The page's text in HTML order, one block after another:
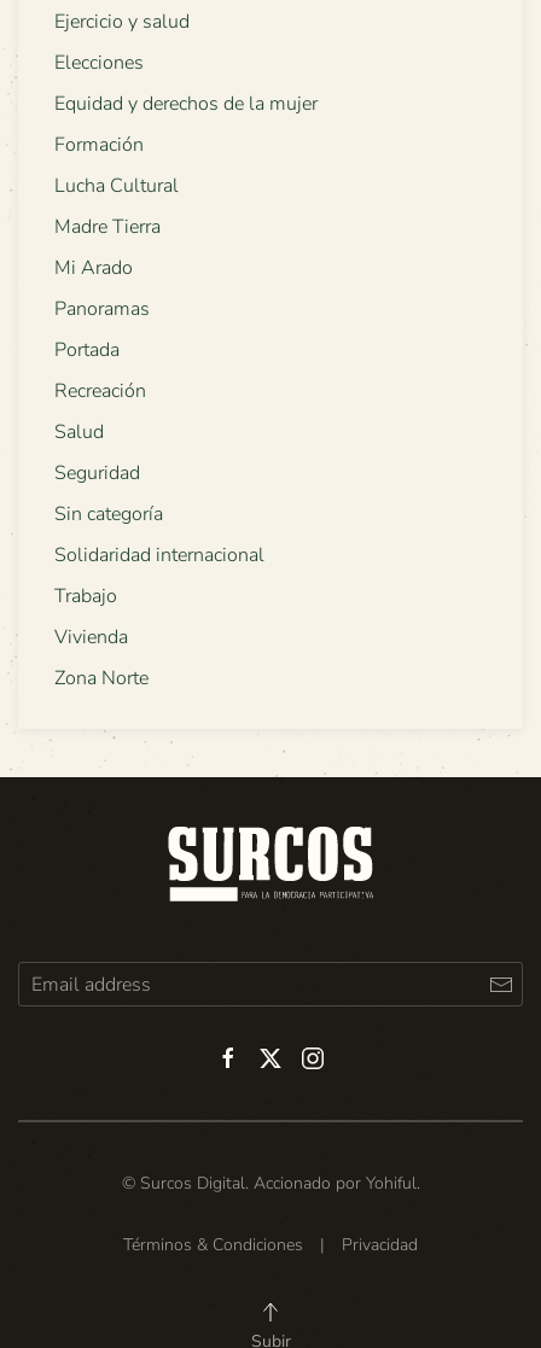
Ejercicio y salud
Elecciones
Equidad y derechos de la mujer
Formación
Lucha Cultural
Madre Tierra
Mi Arado
Panoramas
Portada
Recreación
Salud
Seguridad
Sin categoría
Solidaridad internacional
Trabajo
Vivienda
Zona Norte
© Surcos Digital. Accionado por Yohiful.
Términos & Condiciones | Privacidad
Subir